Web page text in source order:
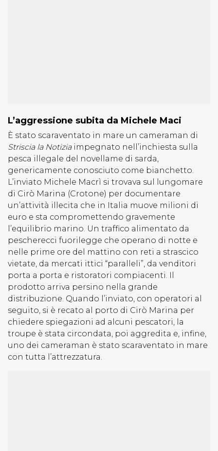
L’aggressione subita da Michele Maci
È stato scaraventato in mare un cameraman di
Striscia la Notiziaimpegnato nell’inchiesta sulla
pesca illegale del novellame di sarda,
genericamente conosciuto come bianchetto.
L’inviato Michele Macrì si trovava sul lungomare
di Cirò Marina (Crotone) per documentare
un’attività illecita che in Italia muove milioni di
euro e sta compromettendo gravemente
l’equilibrio marino. Un traffico alimentato da
pescherecci fuorilegge che operano di notte e
nelle prime ore del mattino con reti a strascico
vietate, da mercati ittici “paralleli”, da venditori
porta a porta e ristoratori compiacenti. Il
prodotto arriva persino nella grande
distribuzione. Quando l’inviato, con operatori al
seguito, si è recato al porto di Cirò Marina per
chiedere spiegazioni ad alcuni pescatori, la
troupe è stata circondata, poi aggredita e, infine,
uno dei cameraman è stato scaraventato in mare
con tutta l’attrezzatura.